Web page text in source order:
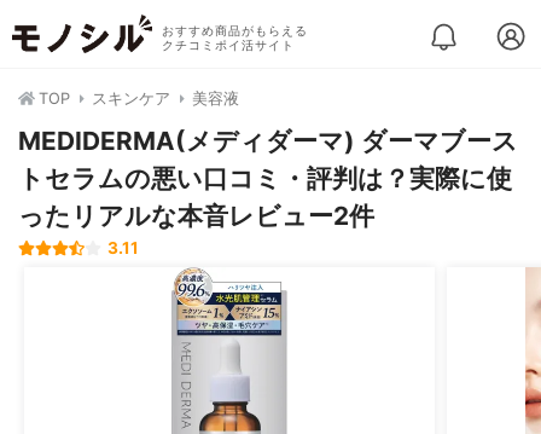
おすすめ商品がもらえる
クチコミポイ活サイト
TOP スキンケア 美容液
MEDIDERMA(メディダーマ) ダーマブース
トセラムの悪い口コミ・評判は？実際に使
ったリアルな本音レビュー2件
3.11